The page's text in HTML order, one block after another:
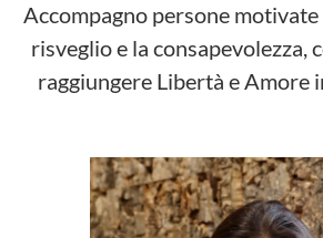
Accompagno persone
risveglio e la consapevolezza,
raggiungere Libertà e Amore